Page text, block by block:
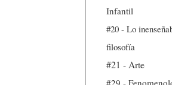
Infantil
#20 - Lo
filosofía
#21 - Arte
#29 -